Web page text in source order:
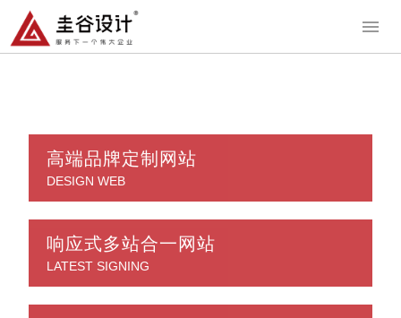
高端品牌定制网站
DESIGN WEB
响应式多站合一网站
LATEST SIGNING